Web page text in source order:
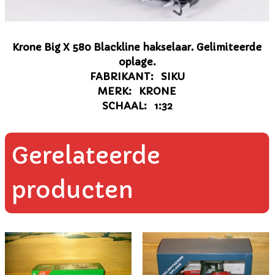
Krone Big X 580 Blackline hakselaar. Gelimiteerde
oplage.
FABRIKANT: SIKU
MERK: KRONE
SCHAAL: 1:32
Gerelateerde
producten